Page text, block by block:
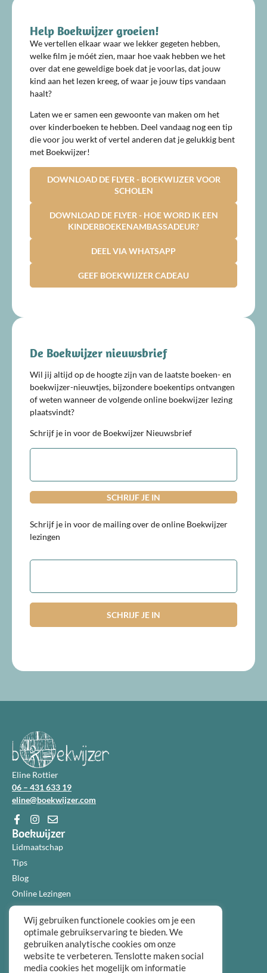
Help Boekwijzer groeien!
We vertellen elkaar waar we lekker gegeten hebben,
welke film je móét zien, maar hoe vaak hebben we het
over dat ene geweldige boek dat je voorlas, dat jouw
kind aan het lezen kreeg, of waar je jouw tips vandaan
haalt?
Laten we er samen een gewoonte van maken om het
over kinderboeken te hebben. Deel vandaag nog een tip
die voor jou werkt of vertel anderen dat je gelukkig bent
met Boekwijzer!
DOWNLOAD DE FLYER - BOEKWIJZER VOOR
SCHOLEN
DOWNLOAD DE FLYER - HOE WORD IK EEN
KINDERBOEKENAMBASSADEUR?
DEEL VIA WHATSAPP
GEEF BOEKWIJZER CADEAU
De Boekwijzer nieuwsbrief
Wil jij altijd op de hoogte zijn van de laatste boeken- en
boekwijzer-nieuwtjes, bijzondere boekentips ontvangen
of weten wanneer de volgende online boekwijzer lezing
plaatsvindt?
Schrijf je in voor de Boekwijzer Nieuwsbrief
E-
Schrijf je in voor de mailing over de online Boekwijzer
lezingen
E-
Eline Rottier
06 – 431 633 19
eline@boekwijzer.com
Boekwijzer
Lidmaatschap
Tips
Blog
Online Lezingen
Diensten
Over ons
Informatie
Algemene voorwaarden
Privacybeleid
Wij gebruiken functionele cookies om je een
optimale gebruikservaring te bieden. We
gebruiken analytische cookies om onze
website te verbeteren. Tenslotte maken social
media cookies het mogelijk om informatie